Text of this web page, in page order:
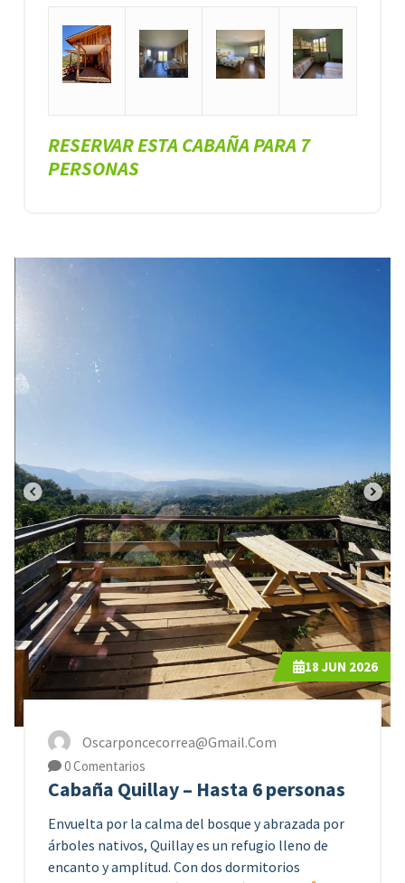
RESERVAR ESTA CABAÑA PARA 7
PERSONAS
18 JUN 2026
Oscarponcecorrea@gmail.com
0 Comentarios
Cabaña Quillay – Hasta 6 personas
Envuelta por la calma del bosque y abrazada por
árboles nativos, Quillay es un refugio lleno de
encanto y amplitud. Con dos dormitorios